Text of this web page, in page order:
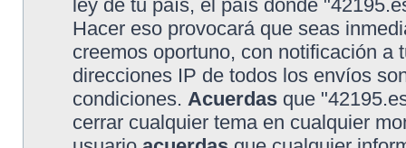
ley de tu país, el país donde
Hacer eso provocará que seas
creemos oportuno, con notificación a
direcciones IP de todos los envíos
condiciones. Acuerdas que
cerrar cualquier tema en cualquier